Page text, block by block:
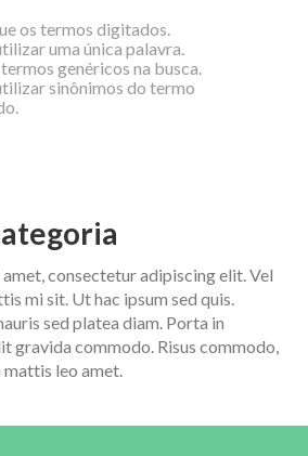
os termos digitados.
uma única palavra.
genéricos na busca.
sinônimos do termo
consectetur adipiscing elit. Vel
mi sit. Ut hac ipsum sed quis.
sed platea diam. Porta in
gravida commodo. Risus commodo,
leo amet.